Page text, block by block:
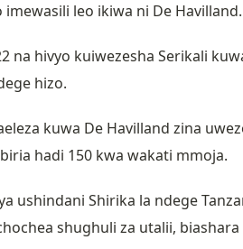
imewasili leo ikiwa ni De Havilland.
hivyo kuiwezesha Serikali
hizo.
kuwa De Havilland zina
hadi 150 kwa wakati mmoja.
ushindani Shirika la ndege
shughuli za utalii, biashara